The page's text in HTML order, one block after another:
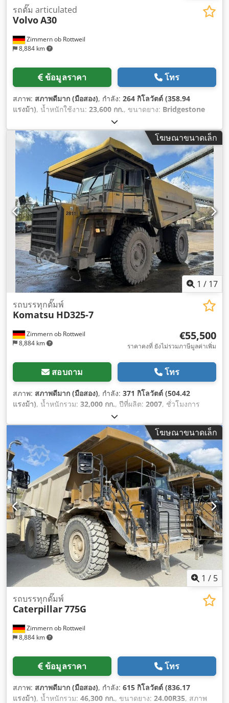
Zimmern ob Rottweil
8,884 km
รถดั๊ม articulated
VolvoA30
ข้อมูลราคา โทร
สภาพ: สภาพดีมาก (มือสอง), กำลัง: 264 กิโลวัตต์ (358.94
แรงม้า), น้ำหนักใช้งาน: 23,600 กก., ขนาดยาง: Bridgestone
70 เปอร์เซ็นต์
ทำงาน:1,710 h, อุปกรณ์:เครื่องปรับอากาศ,
โฆษณาขนาดเล็ก
1 / 17
Zimmern ob Rottweil
8,884 km
รถบรรทุกดั๊มพ์
Komatsu HD325-7
€55,500
ราคาคงที่ ยังไม่รวมภาษีมูลค่าเพิ่ม
สอบถาม โทร
สภาพ: สภาพดีมาก (มือสอง), กำลัง: 371 กิโลวัตต์ (504.42
แรงม้า), น้ำหนักรวม: 32,000 กก., ปีที่ผลิต: 2007, ชั่วโมงการ
โฆษณาขนาดเล็ก
1 / 5
Zimmern ob Rottweil
8,884 km
รถบรรทุกดั๊มพ์
Caterpillar775G
ข้อมูลราคา โทร
สภาพ: สภาพดีมาก (มือสอง), กำลัง: 615 กิโลวัตต์ (836.17
แรงม้า), น้ำหนักรวม: 46,300 กก., ขนาดยาง: 24.00R35, สภาพ